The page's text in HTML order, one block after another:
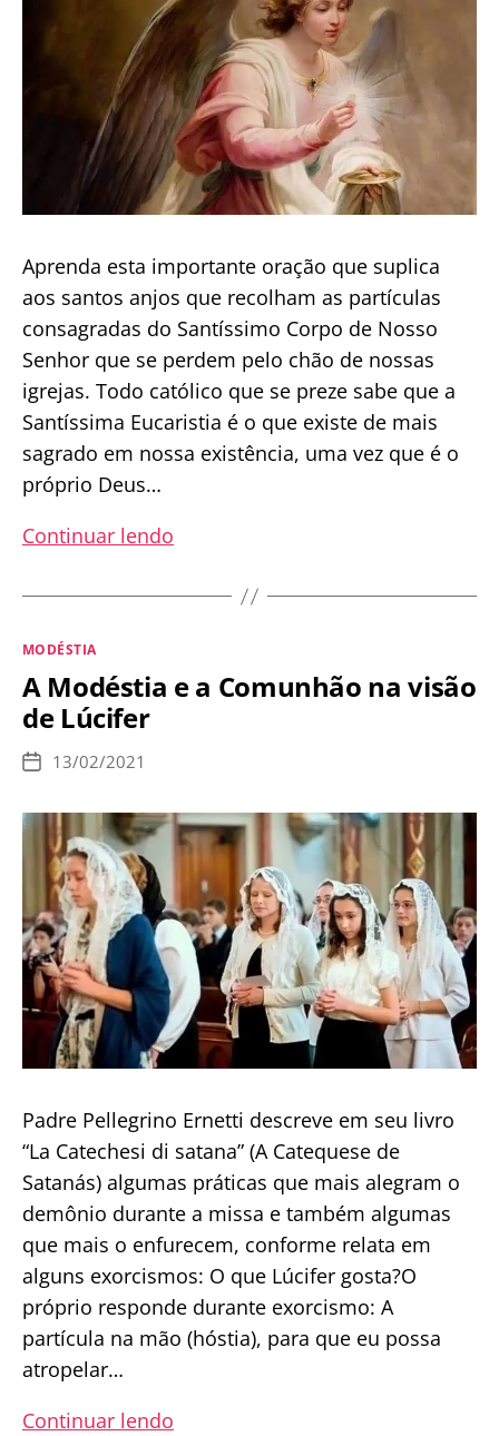
Aprenda esta importante oração que suplica
aos santos anjos que recolham as partículas
consagradas do Santíssimo Corpo de Nosso
Senhor que se perdem pelo chão de nossas
igrejas. Todo católico que se preze sabe que a
Santíssima Eucaristia é o que existe de mais
sagrado em nossa existência, uma vez que é o
próprio Deus…
Continuar lendo
seu
recolher
perdidas
durante
comunhão
Categorias
MODÉSTIA
A Modéstia e a Comunhão na visão
de Lúcifer
Data
publicação
13/02/2021
Padre Pellegrino Ernetti descreve em seu livro
“La Catechesi di satana” (A Catequese de
Satanás) algumas práticas que mais alegram o
demônio durante a missa e também algumas
que mais o enfurecem, conforme relata em
alguns exorcismos: O que Lúcifer gosta?O
próprio responde durante exorcismo: A
partícula na mão (hóstia), para que eu possa
atropelar…
Continuar lendo